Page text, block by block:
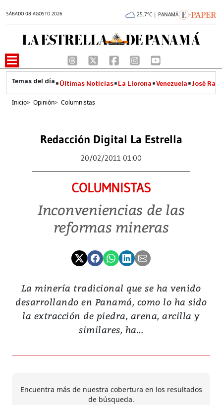
SÁBADO 08 AGOSTO 2026 25.7°C | PANAMÁ
Últimas Noticias La Llorona Venezuela José
Inicio> Opinión> Columnistas
Redacción Digital La Estrella
20/02/2011 01:00
COLUMNISTAS
Inconveniencias de las
reformas mineras
La minería tradicional que se ha venido
desarrollando en Panamá, como lo ha sido
la extracción de piedra, arena, arcilla y
similares, ha...
Encuentra más de nuestra cobertura en los resultados
de búsqueda.